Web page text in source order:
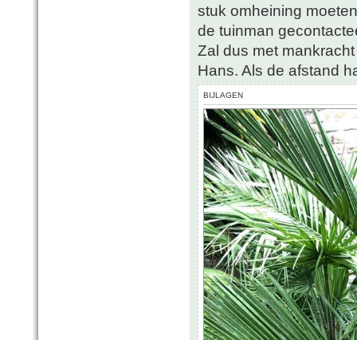
stuk omheining
de tuinman
Zal dus met
Hans. Als de afstand
BIJLAGEN